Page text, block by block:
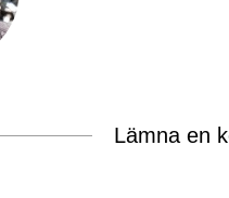
Lämna en